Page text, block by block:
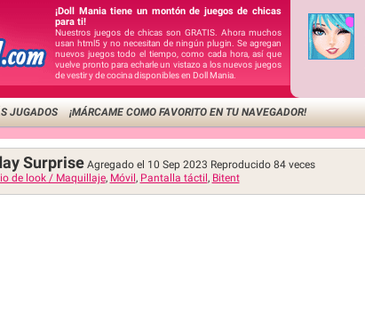
¡Doll Mania tiene un montón de juegos de chicas
para ti!
Nuestros juegos de chicas son GRATIS. Ahora muchos
usan html5 y no necesitan de ningún plugin. Se agregan
nuevos juegos todo el tiempo, como cada hora, así que
vuelve pronto para echarle un vistazo a los nuevos juegos
de vestir y de cocina disponibles en Doll Mania.
JUGADOS ¡MÁRCAME COMO FAVORITO EN TU NAVEGADOR!
Surprise Agregado el 10 Sep 2023 Reproducido 84 veces
de look / Maquillaje, Móvil , Pantalla táctil , Bitent